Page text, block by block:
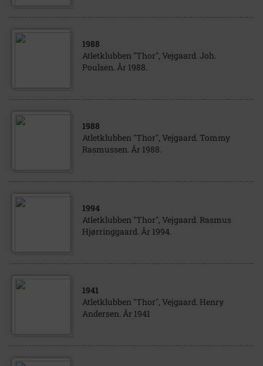
1988
Atletklubben "Thor", Vejgaard. Joh.
Poulsen. År 1988.
1988
Atletklubben "Thor", Vejgaard. Tommy
Rasmussen. År 1988.
1994
Atletklubben "Thor", Vejgaard. Rasmus
Hjørringgaard. År 1994.
1941
Atletklubben "Thor", Vejgaard. Henry
Andersen. År 1941